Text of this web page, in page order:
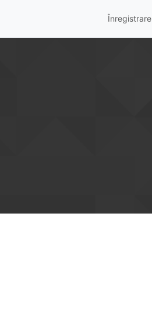
Înregistrare